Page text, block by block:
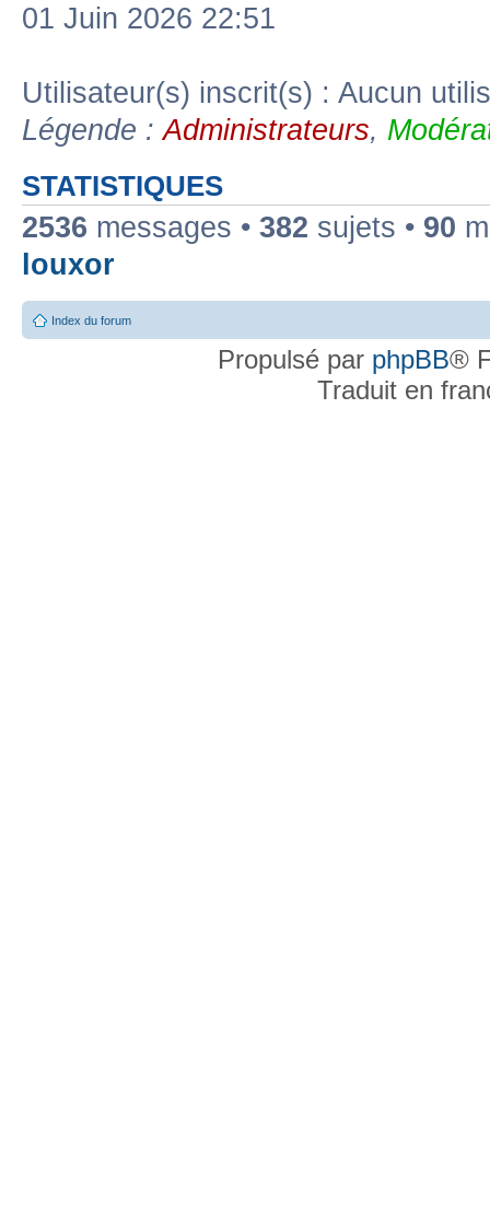
01 Juin 2026 22:51
Utilisateur(s) inscrit(s) : Aucun
Légende :Administrateurs,
STATISTIQUES
2536 messages • 382 sujets • 90
louxor
Index du forum
Propulsé par phpBB®
Traduit en